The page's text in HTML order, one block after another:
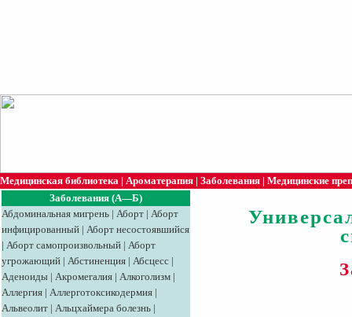
Медицинская библиотека | Ароматерапия | Заболевания | Медицинские
Заболевания (А—Б)
Абдоминальная мигрень | Аборт | Аборт
инфицированный | Аборт несостоявшийся
| Аборт самопроизвольный | Аборт
угрожающий | Абстиненция | Абсцесс |
Аденоиды | Акромегалия | Алкоголизм |
Аллергия | Аллерготоксикодермия |
Альвеолит | Альцхаймера болезнь |